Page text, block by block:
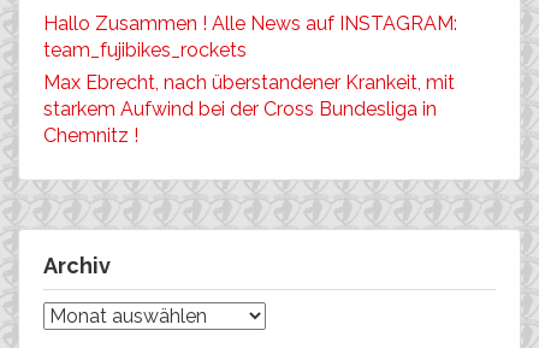
Hallo Zusammen ! Alle News auf INSTAGRAM:
team_fujibikes_rockets
Max Ebrecht, nach überstandener Krankeit, mit
starkem Aufwind bei der Cross Bundesliga in
Chemnitz !
Archiv
Archiv